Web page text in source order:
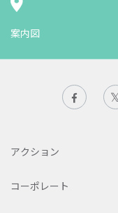
案内図
アクション
コーポレート